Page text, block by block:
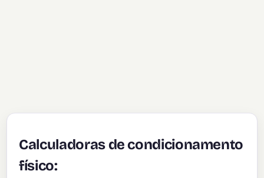
Calculadoras de condicionamento
físico: